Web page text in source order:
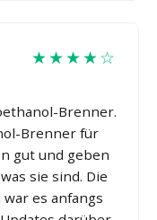
★★★★☆
Brenner.
Brenner für
gut und geben
sie sind. Die
es anfangs